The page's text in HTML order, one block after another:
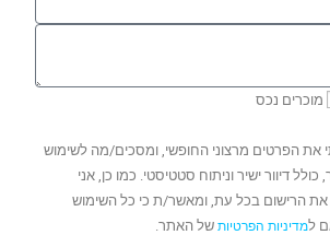
מוכרים נכס
את הפרטים מרצוני החופשי, ומסכים/מה לשימוש
דיוור ישיר וניתוח סטטיסטי. כמו כן, אני
הרישום בכל עת, ומאשר/ת כי כל השימוש
למדיניות הפרטיות של האתר.